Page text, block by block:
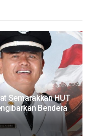
Semarakkan HUT
Bendera